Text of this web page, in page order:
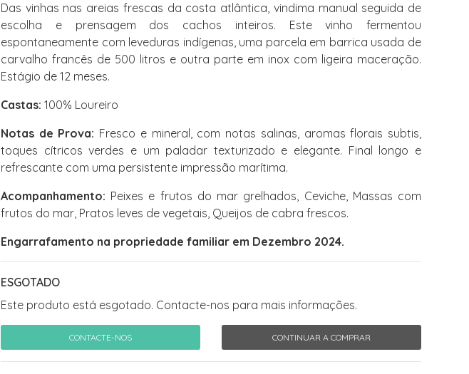
Das vinhas nas areias frescas da costa atlântica, vindima manual seguida de
escolha e prensagem dos cachos inteiros. Este vinho fermentou
espontaneamente com leveduras indígenas, uma parcela em barrica usada de
carvalho francês de 500 litros e outra parte em inox com ligeira maceração.
Estágio de 12 meses.
Castas: 100% Loureiro
Notas de Prova: Fresco e mineral, com notas salinas, aromas florais subtis,
toques cítricos verdes e um paladar texturizado e elegante. Final longo e
refrescante com uma persistente impressão marítima.
Acompanhamento: Peixes e frutos do mar grelhados, Ceviche, Massas com
frutos do mar, Pratos leves de vegetais, Queijos de cabra frescos.
Engarrafamento na propriedade familiar em Dezembro 2024.
ESGOTADO
Este produto está esgotado. Contacte-nos para mais informações.
CONTACTE-NOS CONTINUAR A COMPRAR